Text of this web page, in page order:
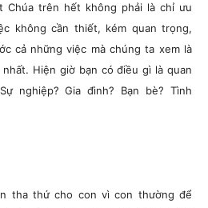
Chúa trên hết không phải là chỉ ưu
không cần thiết, kém quan trọng,
cả những việc mà chúng ta xem là
Hiện giờ bạn có điều gì là quan
nghiệp? Gia đình? Bạn bè? Tình
tha thứ cho con vì con thường để